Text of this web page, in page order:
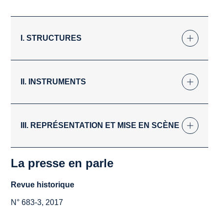
I. STRUCTURES
II. INSTRUMENTS
III. REPRÉSENTATION ET MISE EN SCÈNE
La presse en parle
Revue historique
N° 683-3, 2017